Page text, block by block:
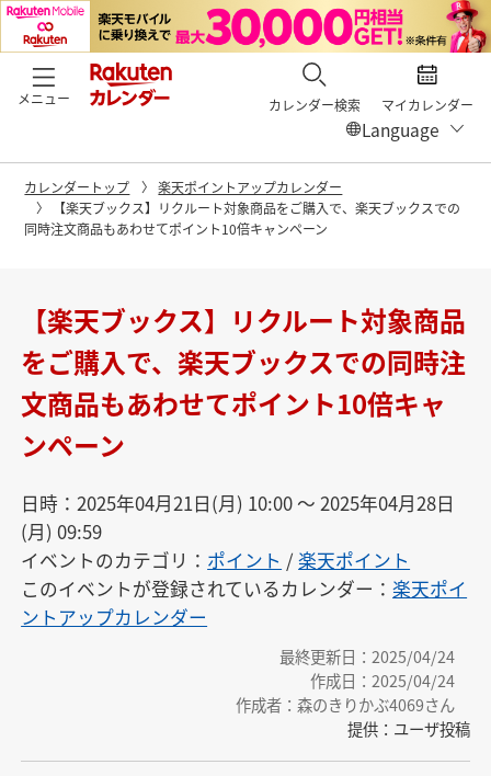
メニュー カレンダー検索 マイカレンダー
カレンダートップ
楽天ポイントアップカレンダー
【楽天ブックス】リクルート対象商品をご購入で、楽天ブックスでの
同時注文商品もあわせてポイント10倍キャンペーン
【楽天ブックス】リクルート対象商品
をご購入で、楽天ブックスでの同時注
文商品もあわせてポイント10倍キャ
ンペーン
日時：2025年04月21日(月) 10:00 〜 2025年04月28日
(月) 09:59
イベントのカテゴリ： ポイント /楽天ポイント
このイベントが登録されているカレンダー：楽天ポイ
ントアップカレンダー
最終更新日：2025/04/24
作成日：2025/04/24
作成者：森のきりかぶ4069さん
提供：ユーザ投稿